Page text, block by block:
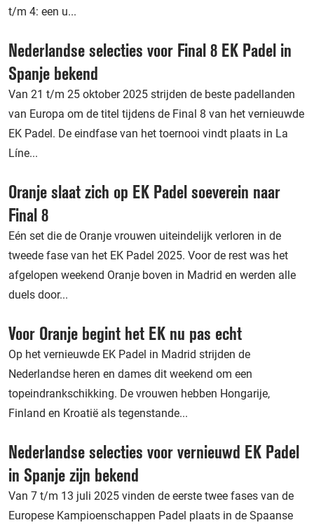
t/m 4: een u...
Nederlandse selecties voor Final 8 EK Padel in
Spanje bekend
Van 21 t/m 25 oktober 2025 strijden de beste padellanden
van Europa om de titel tijdens de Final 8 van het vernieuwde
EK Padel. De eindfase van het toernooi vindt plaats in La
Líne...
Oranje slaat zich op EK Padel soeverein naar
Final 8
Eén set die de Oranje vrouwen uiteindelijk verloren in de
tweede fase van het EK Padel 2025. Voor de rest was het
afgelopen weekend Oranje boven in Madrid en werden alle
duels door...
Voor Oranje begint het EK nu pas echt
Op het vernieuwde EK Padel in Madrid strijden de
Nederlandse heren en dames dit weekend om een
topeindrankschikking. De vrouwen hebben Hongarije,
Finland en Kroatië als tegenstande...
Nederlandse selecties voor vernieuwd EK Padel
in Spanje zijn bekend
Van 7 t/m 13 juli 2025 vinden de eerste twee fases van de
Europese Kampioenschappen Padel plaats in de Spaanse